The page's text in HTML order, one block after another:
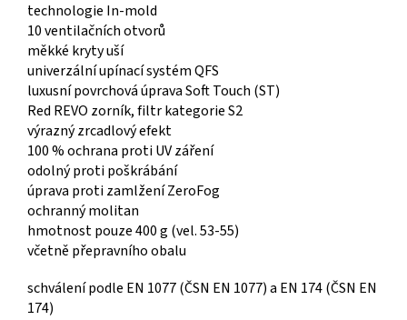
technologie In-mold
10 ventilačních otvorů
měkké kryty uší
univerzální upínací systém QFS
luxusní povrchová úprava Soft Touch (ST)
Red REVO zorník, filtr kategorie S2
výrazný zrcadlový efekt
100 % ochrana proti UV záření
odolný proti poškrábání
úprava proti zamlžení ZeroFog
ochranný molitan
hmotnost pouze 400 g (vel. 53-55)
včetně přepravního obalu
schválení podle EN 1077 (ČSN EN 1077) a EN 174 (ČSN EN
174)